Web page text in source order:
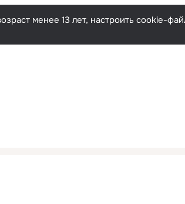
менее 13 лет, настроить cookie-